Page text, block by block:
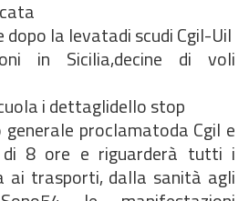
dopo la levatadi scudi Cgil-Uil
in Sicilia,decine di voli
i dettaglidello stop
generale proclamatoda Cgil e
8 ore e riguarderà tutti i
ai trasporti, dalla sanità agli